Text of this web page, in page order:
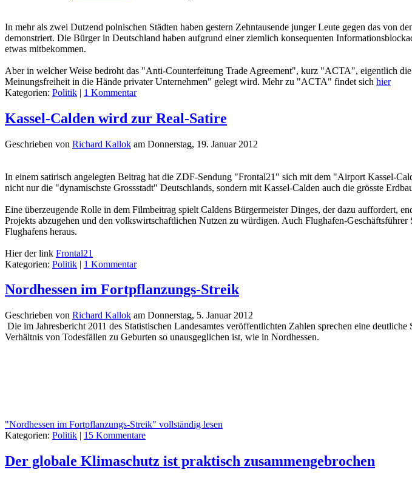
In mehr als zwei Dutzend polnischen Städten haben gestern Zehntausende junger Leute gegen das
demonstriert. Die Bürger in Deutschland haben aufgrund einer ziemlich konsequenten
etwas mitbekommen.
Aber in welcher Weise bedroht das "Anti-Counterfeitung Trade Agreement", kurz "ACTA", eigentlich
Meinungsfreiheit in die Hände privater Unternehmen" gelegt wird. Mehr zu "ACTA" findet sich hier
Kategorien: Politik | 1 Kommentar
Kassel-Calden wird zur Real-Satire
Geschrieben von Richard Kallok am Donnerstag, 19. Januar 2012
In einem satirisch angelegten Beitrag hat die ZDF-Sendung "Frontal21" sich mit dem "Airport Kassel-
nicht nur die "dynamischste Grossstadt" Deutschlands, sondern mit Kassel-Calden auch die grösste
Eine überzeugende Rolle in dem Filmbeitrag spielt Caldens Bürgermeister Dinges, der dazu auffordert,
Projekts abzugehen und den volkswirtschaftlichen Nutzen zu würdigen. Auch Flughafen-
Flughafens heraus.
Hier der link Frontal21
Kategorien: Politik | 1 Kommentar
Nordhessen im Fortpflanzungs-Streik
Geschrieben von Richard Kallok am Donnerstag, 5. Januar 2012
Die im Jahresbericht 2011 des Statistischen Landesamtes veröffentlichten Zahlen sprechen eine
Verhältnis von Todesfällen zu Geburten so unausgeglichen ist, wie in Nordhessen.
"Nordhessen im Fortpflanzungs-Streik" vollständig lesen
Kategorien: Politik | 15 Kommentare
Der globale Klimaschutz ist praktisch zusammengebrochen